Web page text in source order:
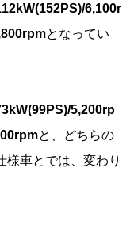
6,100r
となってい
5,200rp
と、どちらの
様車とでは、変わり